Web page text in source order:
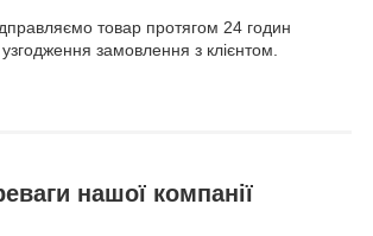
товар протягом 24 годин
узгодження замовлення з клієнтом.
нашої компанії